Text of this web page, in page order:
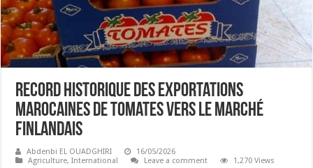
Record historique des exportations
marocaines de tomates vers le marché
finlandais
Abdenbi EL OUADGHIRI
16/05/2026
Agriculture,International Leave a comment 1,270 Views